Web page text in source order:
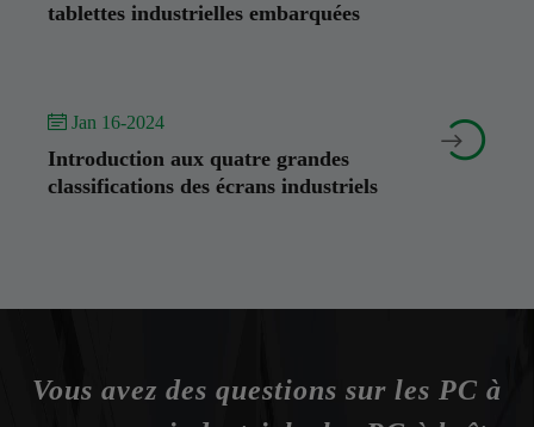
tablettes industrielles embarquées
 Jan 16-2024
Introduction aux quatre grandes
classifications des écrans industriels


Vous avez des questions sur les PC à